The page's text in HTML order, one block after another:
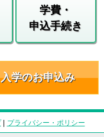
学費・
申込手続き
入学のお申込み
| プライバシー・ポリシー